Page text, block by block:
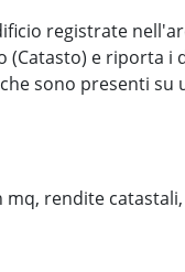
registrate
(Catasto) e riporta i
sono presenti su
rendite catastali,